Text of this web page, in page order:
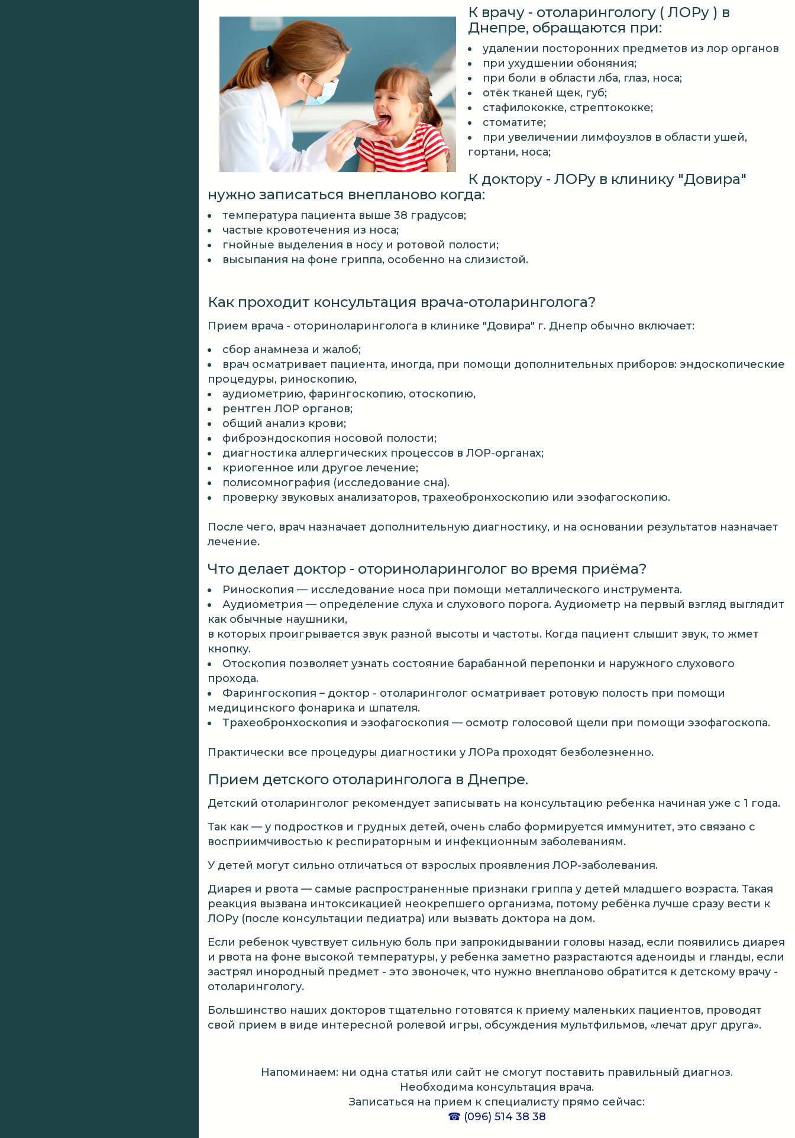
К врачу - отоларингологу ( ЛОРу ) в
Днепре, обращаются при:
удалении посторонних предметов из лор органов
при ухудшении обоняния;
при боли в области лба, глаз, носа;
отёк тканей щек, губ;
стафилококке, стрептококке;
стоматите;
при увеличении лимфоузлов в области ушей,
гортани, носа;
К доктору - ЛОРу в клинику "Довира"
нужно записаться внепланово когда:
температура пациента выше 38 градусов;
частые кровотечения из носа;
гнойные выделения в носу и ротовой полости;
высыпания на фоне гриппа, особенно на слизистой.
Как проходит консультация врача-отоларинголога?
Прием врача - оториноларинголога в клинике "Довира" г. Днепр обычно включает:
сбор анамнеза и жалоб;
врач осматривает пациента, иногда, при помощи дополнительных приборов: эндоскопические
процедуры, риноскопию,
аудиометрию, фарингоскопию, отоскопию,
рентген ЛОР органов;
общий анализ крови;
фиброэндоскопия носовой полости;
диагностика аллергических процессов в ЛОР-органах;
криогенное или другое лечение;
полисомнография (исследование сна).
проверку звуковых анализаторов, трахеобронхоскопию или эзофагоскопию.
После чего, врач назначает дополнительную диагностику, и на основании результатов назначает
лечение.
Что делает доктор - оториноларинголог во время приёма?
Риноскопия — исследование носа при помощи металлического инструмента.
Аудиометрия — определение слуха и слухового порога. Аудиометр на первый взгляд выглядит
как обычные наушники,
в которых проигрывается звук разной высоты и частоты. Когда пациент слышит звук, то жмет
кнопку.
Отоскопия позволяет узнать состояние барабанной перепонки и наружного слухового
прохода.
Фарингоскопия – доктор - отоларинголог осматривает ротовую полость при помощи
медицинского фонарика и шпателя.
Трахеобронхоскопия и эзофагоскопия — осмотр голосовой щели при помощи эзофагоскопа.
Практически все процедуры диагностики у ЛОРа проходят безболезненно.
Прием детского отоларинголога в Днепре.
Детский отоларинголог рекомендует записывать на консультацию ребенка начиная уже с 1 года.
Так как — у подростков и грудных детей, очень слабо формируется иммунитет, это связано с
восприимчивостью к респираторным и инфекционным заболеваниям.
У детей могут сильно отличаться от взрослых проявления ЛОР-заболевания.
Диарея и рвота — самые распространенные признаки гриппа у детей младшего возраста. Такая
реакция вызвана интоксикацией неокрепшего организма, потому ребёнка лучше сразу вести к
ЛОРу (после консультации педиатра) или вызвать доктора на дом.
Если ребенок чувствует сильную боль при запрокидывании головы назад, если появились диарея
и рвота на фоне высокой температуры, у ребенка заметно разрастаются аденоиды и гланды, если
застрял инородный предмет - это звоночек, что нужно внепланово обратится к детскому врачу -
отоларингологу.
Большинство наших докторов тщательно готовятся к приему маленьких пациентов, проводят
свой прием в виде интересной ролевой игры, обсуждения мультфильмов, «лечат друг друга».
Напоминаем: ни одна статья или сайт не смогут поставить правильный диагноз.
Необходима консультация врача.
Записаться на прием к специалисту прямо сейчас:
☎ (096) 514 38 38